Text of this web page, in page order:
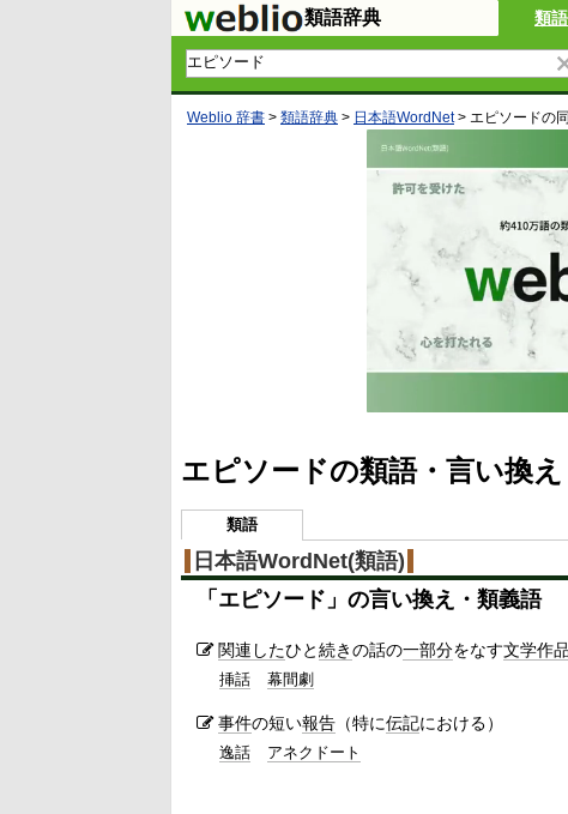
類語辞典 類
Weblio 辞書 > 類語辞典 > 日本語WordNet> エピソードの
エピソードの類語・言い換
類語
日本語WordNet(類語)
「 エピソード 」の言い換え・類義語
関連したひと続きの話の一部分をなす文学作品
挿話 幕間劇
事件の短い報告（特に伝記における）
逸話 アネクドート